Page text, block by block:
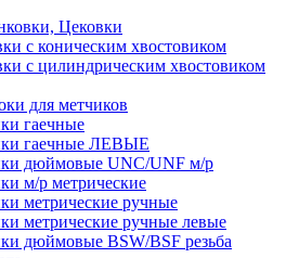
Цековки
с коническим хвостовиком
с цилиндрическим хвостовиком
для метчиков
гаечные
гаечные ЛЕВЫЕ
дюймовые UNC/UNF м/р
м/р метрические
метрические ручные
метрические ручные левые
дюймовые BSW/BSF резьба